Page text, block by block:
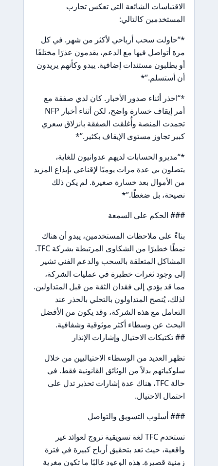
الاقتباسات الشائعة التي تعكس تجارب
المستخدمين كالتالي:
*“حاولت سحب أرباحي لأكثر من شهر. في كل
مرة أتواصل فيها مع الدعم، يقدمون عذرًا مختلفًا
أو يطلبون مستندات إضافية. يبدو وكأنهم يريدون
أن أستسلم.”*
*“احذر أثناء صدور الأخبار. كان لدي صفقة مع
أمر إيقاف خسارة واضح، لكن أثناء أخبار NFP
تجمدت المنصة وأُغلقت الصفقة بانزلاق سعري
كبير تجاوز مستوى الإيقاف بكثير.”*
*“مديرو الحسابات لديهم عدوانيون للغاية،
يتصلون بي عدة مرات يوميًا لإقناعي بإيداع المزيد
من الأموال بعد خسارة صغيرة. لم يكن ذلك
نصيحة، بل ضغطًا.”*
### الحكم على السمعة
بناءً على ملاحظات المستخدمين، يبدو أن هناك
نمطًا خطيرًا من الشكاوى المرتبطة بشركة TFC.
المشاكل المتعلقة بالسحب والدعم الفني تشير
إلى وجود ثغرات خطيرة في عمليات الشركة،
مما قد يؤدي إلى فقدان الثقة من قبل المتداولين.
لذلك، يُنصح المتداولون بالتحلي بالحذر عند
التعامل مع هذه الشركة، وقد يكون من الأفضل
البحث عن وسطاء أكثر موثوقية وشفافية.
## تكتيكات الاحتيال وإشارات الإنذار
تظهر العديد من الوسطاء الاحتياليين من خلال
سلوكياتهم بدلاً من الوثائق القانونية فقط. في
حالة TFC، هناك عدة إشارات تحذير تدل على
احتمال الاحتيال.
### أسلوب التسويق والتواصل
تستخدم TFC لغة تسويقية تروج لعوائد غير
واقعية، حيث تعد بتحقيق أرباح كبيرة في فترة
زمنية قصيرة. هذه الوعود غالبًا ما تكون مغرية